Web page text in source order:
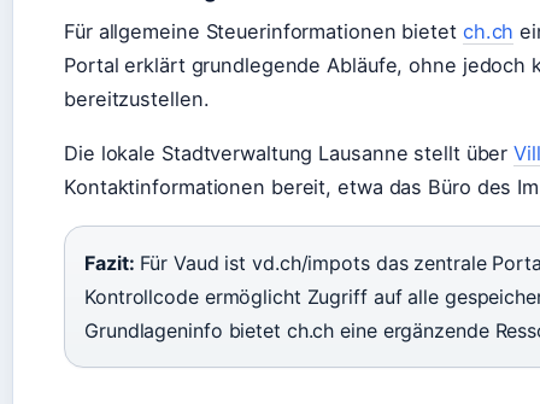
Für allgemeine Steuerinformationen bietet ch.ch
Portal erklärt grundlegende Abläufe, ohne jedoch
bereitzustellen.
Die lokale Stadtverwaltung Lausanne stellt über
Kontaktinformationen bereit, etwa das Büro des
Fazit: Für Vaud ist vd.ch/impots das zentrale
Kontrollcode ermöglicht Zugriff auf alle
Grundlageninfo bietet ch.ch eine ergänzende